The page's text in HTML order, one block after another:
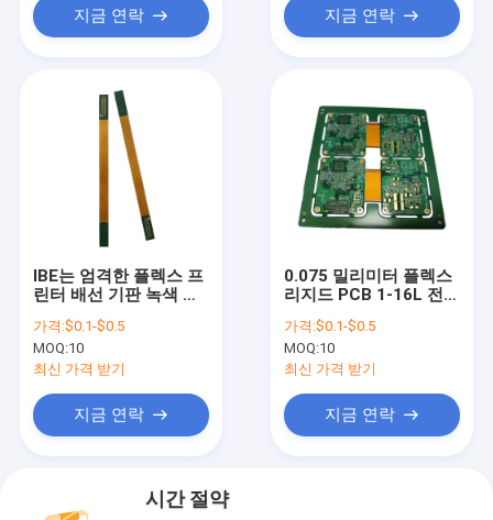
지금 연락 지금 연락
IBE는 엄격한 플렉스 프
린터 배선 기판 녹색 솔
가격:$0.1-$0.5
MOQ:10
최신 가격 받기
지금 연락
0.075 밀리미터 플렉스
리지드 PCB 1-16L 전자
가격:$0.1-$0.5
MOQ:10
최신 가격 받기
지금 연락
시간 절약